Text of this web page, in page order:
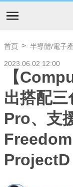
首頁 半導體/電子
2023.06.02 12:00
【
出搭配
Pro、支
ProjectD